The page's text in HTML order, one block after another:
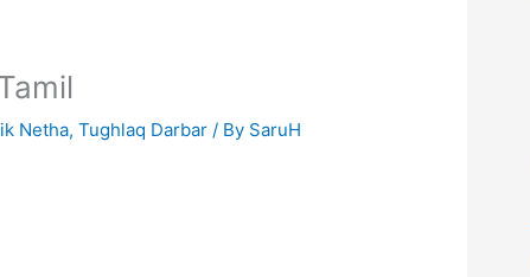
Netha,Tughlaq Darbar / By SaruH